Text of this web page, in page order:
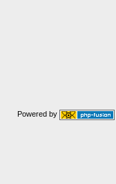
Powered by